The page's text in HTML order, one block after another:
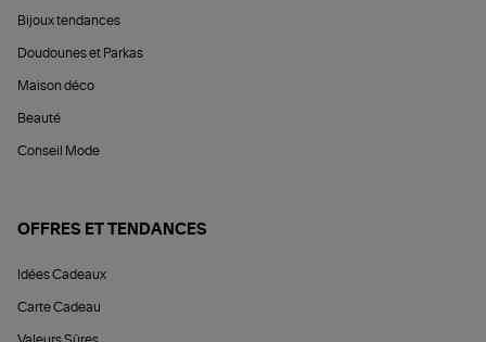
Bijoux tendances
Doudounes et Parkas
Maison déco
Beauté
Conseil Mode
OFFRES ET TENDANCES
Idées Cadeaux
Carte Cadeau